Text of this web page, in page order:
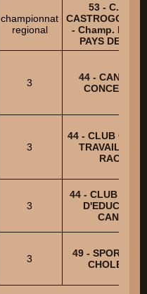
championnat
regional
53 - C. E. C.
- Champ.
PAYS DE
3
44 - CANI
3
44 - CLUB
TRAVAIL
RACES
3
44 - CLUB
CANINE
3
49 - SPORT
CHOLETAIS